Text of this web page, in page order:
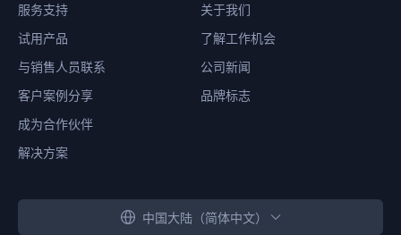
服务支持
试用产品
与销售人员联系
客户案例分享
成为合作伙伴
解决方案
关于我们
了解工作机会
公司新闻
品牌标志
中国大陆（简体中文）